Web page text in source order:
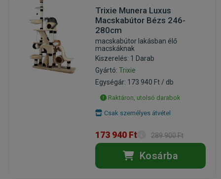
Trixie Munera Luxus
Macskabútor Bézs 246-
280cm
macskabútor lakásban élő
macskáknak
Kiszerelés: 1 Darab
Gyártó: Trixie
Egységár: 173 940 Ft / db
Raktáron, utolsó darabok
Csak személyes átvétel
173 940 Ft 289 900 Ft
Kosárba